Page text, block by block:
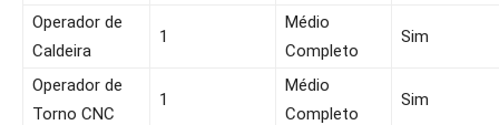
Operador de
Caldeira
1
Médio
Completo
Sim
Operador de
Torno CNC
1
Médio
Completo
Sim